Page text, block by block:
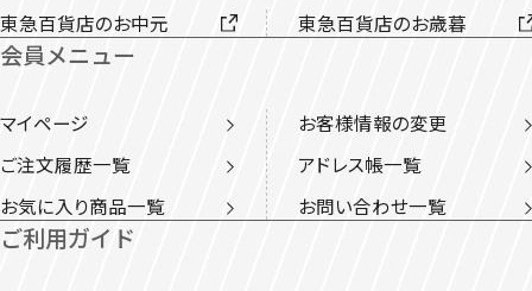
東急百貨店のお中元 東急百貨店のお歳暮
会員メニュー
マイページ
お客様情報の変更
ご注文履歴一覧
アドレス帳一覧
お気に入り商品一覧
お問い合わせ一覧
ご利用ガイド